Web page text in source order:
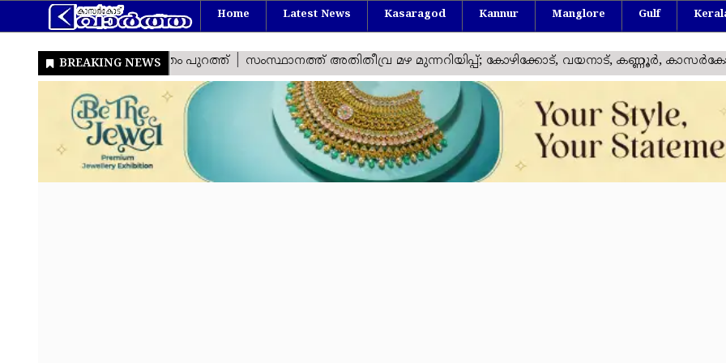
Home Latest News Kasaragod Kannur Manglore Gulf